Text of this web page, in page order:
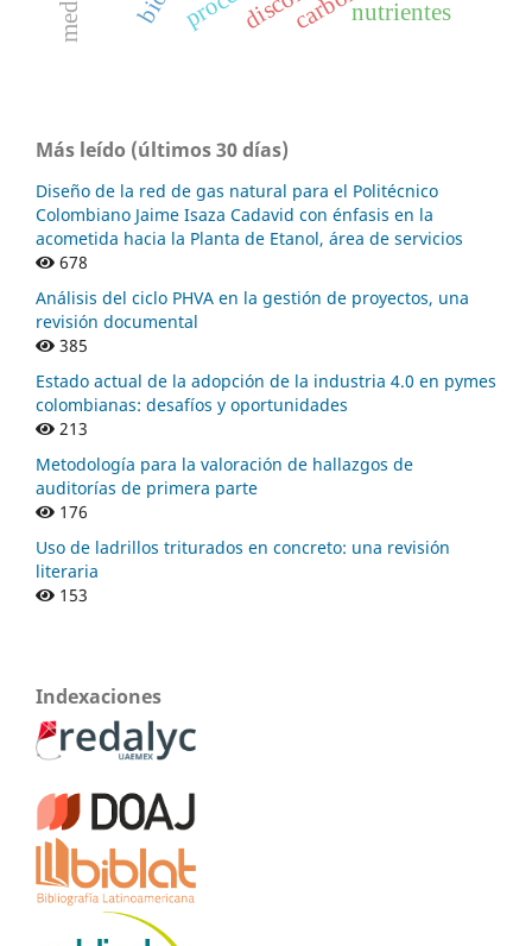
nutrientes
Más leído (últimos 30 días)
Diseño de la red de gas natural para el Politécnico
Colombiano Jaime Isaza Cadavid con énfasis en la
acometida hacia la Planta de Etanol, área de servicios
678
Análisis del ciclo PHVA en la gestión de proyectos, una
revisión documental
385
Estado actual de la adopción de la industria 4.0 en pymes
colombianas: desafíos y oportunidades
213
Metodología para la valoración de hallazgos de
auditorías de primera parte
176
Uso de ladrillos triturados en concreto: una revisión
literaria
153
Indexaciones